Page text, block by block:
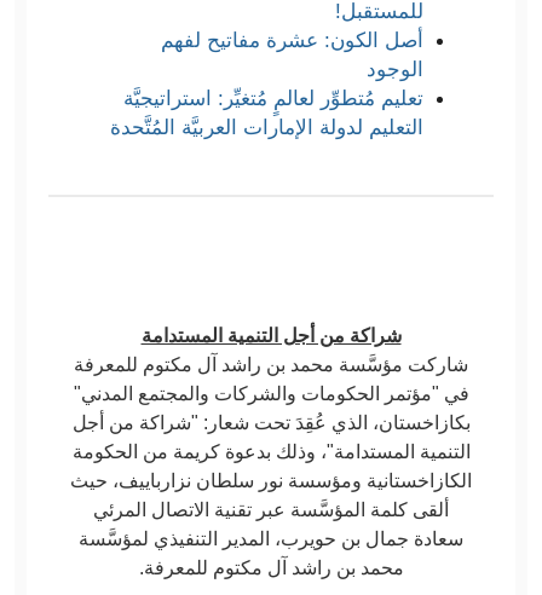
للمستقبل!
أصل الكون: عشرة مفاتيح لفهم
الوجود
تعليم مُتطوِّر لعالمٍ مُتغيِّر: استراتيجيَّة
التعليم لدولة الإمارات العربيَّة المُتَّحدة
شراكة من أجل التنمية المستدامة
شاركت مؤسَّسة محمد بن راشد آل مكتوم للمعرفة
في "مؤتمر الحكومات والشركات والمجتمع المدني"
بكازاخستان، الذي عُقِدَ تحت شعار: "شراكة من أجل
التنمية المستدامة"، وذلك بدعوة كريمة من الحكومة
الكازاخستانية ومؤسسة نور سلطان نزارباييف، حيث
ألقى كلمة المؤسَّسة عبر تقنية الاتصال المرئي
سعادة جمال بن حويرب، المدير التنفيذي لمؤسَّسة
محمد بن راشد آل مكتوم للمعرفة.